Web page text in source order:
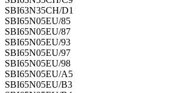
SBI63N35CH/D1
SBI65N05EU/85
SBI65N05EU/87
SBI65N05EU/93
SBI65N05EU/97
SBI65N05EU/98
SBI65N05EU/A5
SBI65N05EU/B3